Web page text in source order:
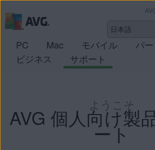
PC Mac モバイル
パ
ビジネス
サポート
ようこそ
AVG 個人向け製
ート